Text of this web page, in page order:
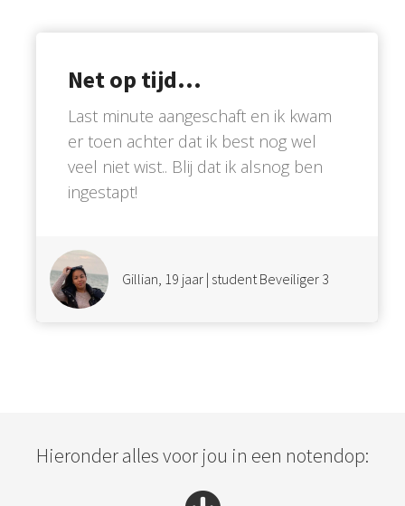
Net op tijd...
Last minute aangeschaft en ik kwam
er toen achter dat ik best nog wel
veel niet wist.. Blij dat ik alsnog ben
ingestapt!
Gillian, 19 jaar | student Beveiliger 3
Hieronder alles voor jou in een notendop: